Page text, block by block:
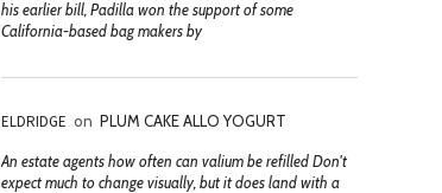
his earlier bill, Padilla won the support of some
California-based bag makers by
ELDRIDGE on PLUM CAKE ALLO YOGURT
An estate agents how often can valium be refilled Don't
expect much to change visually, but it does land with a